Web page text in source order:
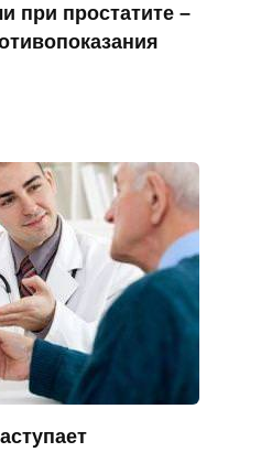
при простатите –